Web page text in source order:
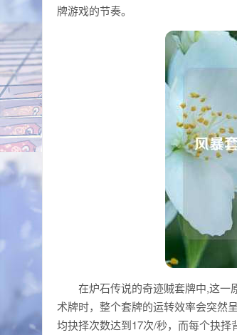
牌游戏的节奏。
在炉石传说的奇迹贼套牌中,这一
术牌时，整个套牌的运转效率会突然
均抉择次数达到17次/秒，而每个抉择